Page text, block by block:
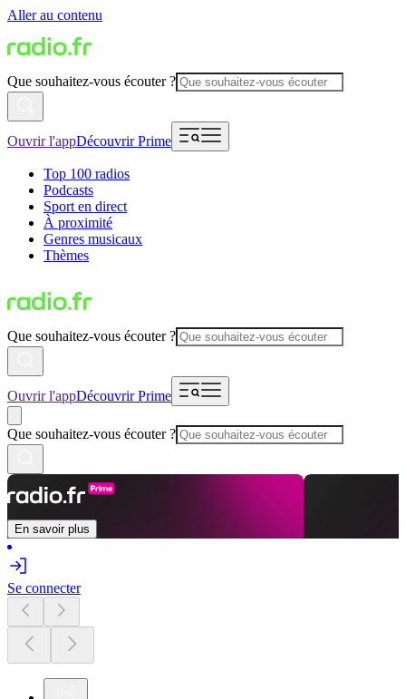
Aller au contenu
Que souhaitez-vous écouter ?
Ouvrir l'appDécouvrir Prime
Top 100 radios
Podcasts
Sport en direct
À proximité
Genres musicaux
Thèmes
Que souhaitez-vous écouter ?
Ouvrir l'appDécouvrir Prime
Que souhaitez-vous écouter ?
En savoir plus
Se connecter